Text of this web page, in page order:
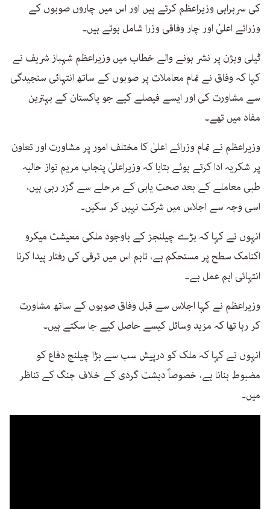
کی سربراہی وزیراعظم کرتے ہیں اور اس میں چاروں صوبوں کے
وزرائے اعلیٰ اور چار وفاقی وزرا شامل ہوتے ہیں۔
ٹیلی ویژن پر نشر ہونے والے خطاب میں وزیراعظم شہباز شریف نے
کہا کہ وفاق نے تمام معاملات پر صوبوں کے ساتھ انتہائی سنجیدگی
سے مشاورت کی اور ایسے فیصلے کیے جو پاکستان کے بہترین
مفاد میں تھے۔
وزیراعظم نے تمام وزرائے اعلیٰ کا مختلف امور پر مشاورت اور تعاون
پر شکریہ ادا کرتے ہوئے بتایا کہ وزیراعلیٰ پنجاب مریم نواز حالیہ
طبی معاملے کے بعد صحت یابی کے مرحلے سے گزر رہی ہیں،
اسی وجہ سے اجلاس میں شرکت نہیں کر سکیں۔
انہوں نے کہا کہ بڑے چیلنجز کے باوجود ملکی معیشت میکرو
اکنامک سطح پر مستحکم ہے، تاہم اس میں ترقی کی رفتار پیدا کرنا
انتہائی اہم عمل ہے۔
وزیراعظم نے کہا اجلاس سے قبل وفاق صوبوں کے ساتھ مشاورت
کر رہا تھا کہ مزید وسائل کیسے حاصل کیے جا سکتے ہیں۔
انہوں نے کہا کہ ملک کو درپیش سب سے بڑا چیلنج دفاع کو
مضبوط بنانا ہے، خصوصاً دہشت گردی کے خلاف جنگ کے تناظر
میں۔